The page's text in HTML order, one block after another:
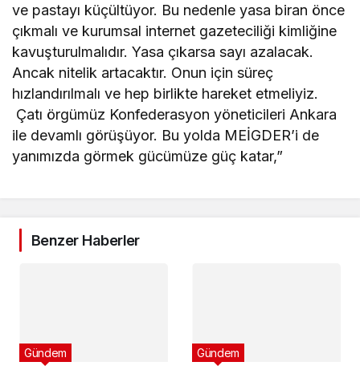
ve pastayı küçültüyor. Bu nedenle yasa biran önce
çıkmalı ve kurumsal internet gazeteciliği kimliğine
kavuşturulmalıdır. Yasa çıkarsa sayı azalacak.
Ancak nitelik artacaktır. Onun için süreç
hızlandırılmalı ve hep birlikte hareket etmeliyiz.
Çatı örgümüz Konfederasyon yöneticileri Ankara
ile devamlı görüşüyor. Bu yolda MEİGDER’i de
yanımızda görmek gücümüze güç katar,”
Benzer Haberler
Gündem Gündem